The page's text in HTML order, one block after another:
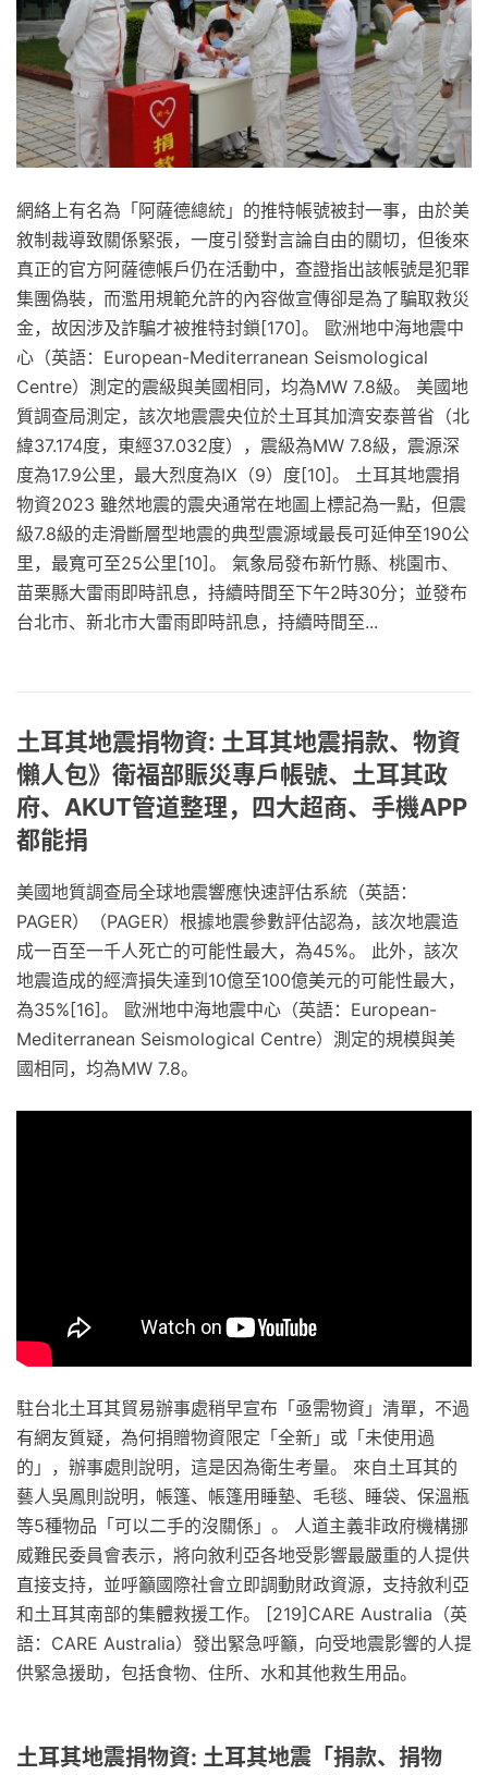
網絡上有名為「阿薩德總統」的推特帳號被封一事，由於美
敘制裁導致關係緊張，一度引發對言論自由的關切，但後來
真正的官方阿薩德帳戶仍在活動中，查證指出該帳號是犯罪
集團偽裝，而濫用規範允許的內容做宣傳卻是為了騙取救災
金，故因涉及詐騙才被推特封鎖[170]。 歐洲地中海地震中
心（英語：European-Mediterranean Seismological
Centre）測定的震級與美國相同，均為MW 7.8級。 美國地
質調查局測定，該次地震震央位於土耳其加濟安泰普省（北
緯37.174度，東經37.032度），震級為MW 7.8級，震源深
度為17.9公里，最大烈度為Ⅸ（9）度[10]。 土耳其地震捐
物資2023 雖然地震的震央通常在地圖上標記為一點，但震
級7.8級的走滑斷層型地震的典型震源域最長可延伸至190公
里，最寬可至25公里[10]。 氣象局發布新竹縣、桃園市、
苗栗縣大雷雨即時訊息，持續時間至下午2時30分；並發布
台北市、新北市大雷雨即時訊息，持續時間至...
土耳其地震捐物資: 土耳其地震捐款、物資
懶人包》衛福部賑災專戶帳號、土耳其政
府、AKUT管道整理，四大超商、手機APP
都能捐
美國地質調查局全球地震響應快速評估系統（英語：
PAGER）（PAGER）根據地震參數評估認為，該次地震造
成一百至一千人死亡的可能性最大，為45%。 此外，該次
地震造成的經濟損失達到10億至100億美元的可能性最大，
為35%[16]。 歐洲地中海地震中心（英語：European-
Mediterranean Seismological Centre）測定的規模與美
國相同，均為MW 7.8。
駐台北土耳其貿易辦事處稍早宣布「亟需物資」清單，不過
有網友質疑，為何捐贈物資限定「全新」或「未使用過
的」，辦事處則說明，這是因為衛生考量。 來自土耳其的
藝人吳鳳則說明，帳篷、帳篷用睡墊、毛毯、睡袋、保溫瓶
等5種物品「可以二手的沒關係」。 人道主義非政府機構挪
威難民委員會表示，將向敘利亞各地受影響最嚴重的人提供
直接支持，並呼籲國際社會立即調動財政資源，支持敘利亞
和土耳其南部的集體救援工作。 [219]CARE Australia（英
語：CARE Australia）發出緊急呼籲，向受地震影響的人提
供緊急援助，包括食物、住所、水和其他救生用品。
土耳其地震捐物資: 土耳其地震「捐款、捐物